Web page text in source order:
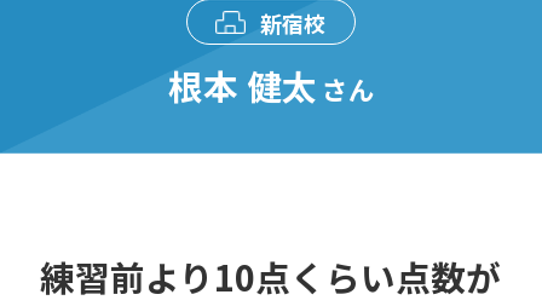
新宿校
根本 健太 さん
練習前より10点くらい点数が